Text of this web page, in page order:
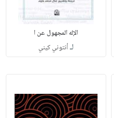
الإله المجهول عن ا
لـأنتوني كيني